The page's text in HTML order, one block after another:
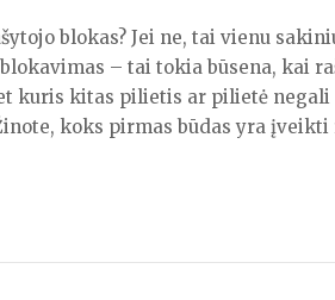
blokas? Jei ne, tai vienu
– tai tokia būsena, kai
kuris kitas pilietis ar pilietė
koks pirmas būdas yra įveikti